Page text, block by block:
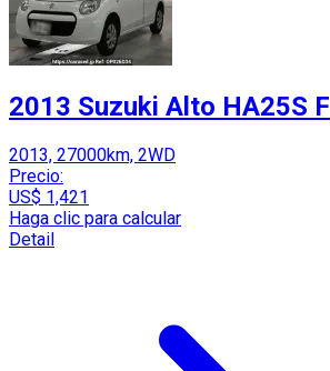
2013 Suzuki Alto HA25S F
2013, 27000km, 2WD
Precio:
US$ 1,421
Haga clic para calcular
Detail